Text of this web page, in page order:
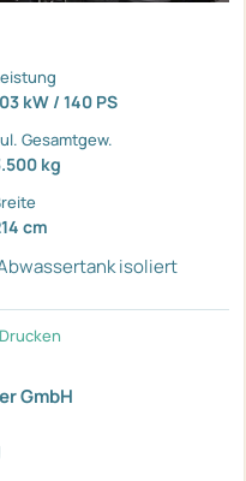
kW / 140 PS
Gesamtgew.
kg
cm
isoliert
Drucken
GmbH